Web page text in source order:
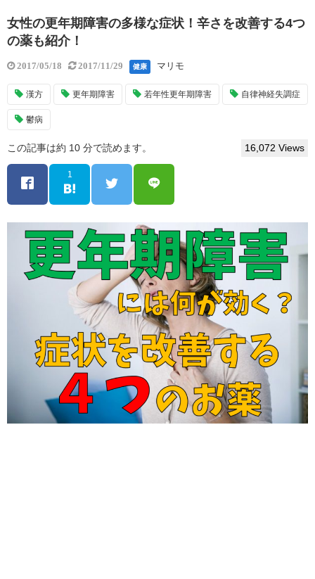
女性の更年期障害の多様な症状！辛さを改善する4つ
の薬も紹介！
2017/05/18 2017/11/29 健康 マリモ
漢方 更年期障害 若年性更年期障害 自律神経失調症
鬱病
この記事は約 10 分で読めます。 16,072 Views
1